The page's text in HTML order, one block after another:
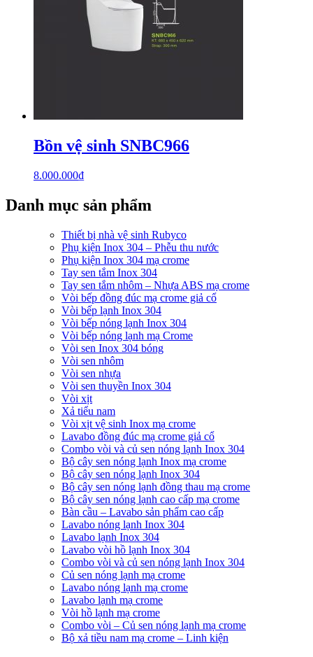
Bồn vệ sinh SNBC966
8.000.000₫
Danh mục sản phẩm
Thiết bị nhà vệ sinh Rubyco
Phụ kiện Inox 304 – Phễu thu nước
Phụ kiện Inox 304 mạ crome
Tay sen tắm Inox 304
Tay sen tắm nhôm – Nhựa ABS mạ crome
Vòi bếp đồng đúc mạ crome giả cổ
Vòi bếp lạnh Inox 304
Vòi bếp nóng lạnh Inox 304
Vòi bếp nóng lạnh mạ Crome
Vòi sen Inox 304 bóng
Vòi sen nhôm
Vòi sen nhựa
Vòi sen thuyền Inox 304
Vòi xịt
Xả tiểu nam
Vòi xịt vệ sinh Inox mạ crome
Lavabo đồng đúc mạ crome giả cổ
Combo vòi và củ sen nóng lạnh Inox 304
Bộ cây sen nóng lạnh Inox mạ crome
Bộ cây sen nóng lạnh Inox 304
Bộ cây sen nóng lạnh đồng thau mạ crome
Bộ cây sen nóng lạnh cao cấp mạ crome
Bàn cầu – Lavabo sản phẩm cao cấp
Lavabo nóng lạnh Inox 304
Lavabo lạnh Inox 304
Lavabo vòi hồ lạnh Inox 304
Combo vòi và củ sen nóng lạnh Inox 304
Củ sen nóng lạnh mạ crome
Lavabo nóng lạnh mạ crome
Lavabo lạnh mạ crome
Vòi hồ lạnh mạ crome
Combo vòi – Củ sen nóng lạnh mạ crome
Bộ xả tiều nam mạ crome – Linh kiện